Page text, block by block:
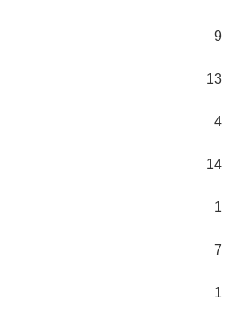
9
13
4
14
1
7
1